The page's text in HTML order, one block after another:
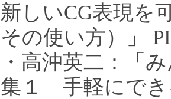
新しいCG表現を
その使い方）」
・高沖英二：「
集１ 手軽にでき